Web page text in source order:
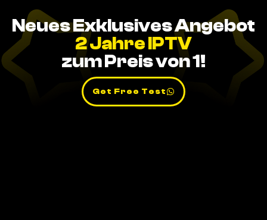
Neues Exklusives Angebot
2 Jahre IPTV
zum Preis von 1!
Get Free Test